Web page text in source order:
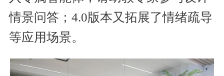
情景问答；4.0版本又拓展了情绪疏导
等应用场景。